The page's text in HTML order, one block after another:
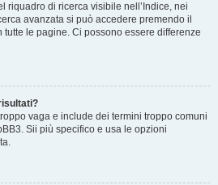
riquadro di ricerca visibile nell’Indice, nei
avanzata si può accedere premendo il
tutte le pagine. Ci possono essere differenze
vaga e include dei termini troppo comuni
Sii più specifico e usa le opzioni